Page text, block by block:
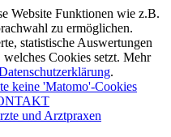
Website Funktionen wie z.B.
zu ermöglichen.
statistische Auswertungen
Cookies setzt. Mehr
.
keine 'Matomo'-Cookies